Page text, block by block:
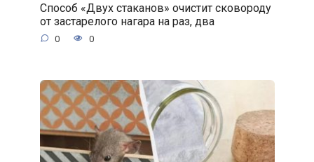
Способ «Двух стаканов» очистит сковороду
от застарелого нагара на раз, два
0 0